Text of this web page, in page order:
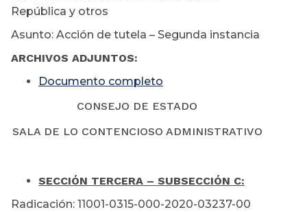
República y otros
Asunto: Acción de tutela – Segunda instancia
ARCHIVOS ADJUNTOS:
Documento completo
CONSEJO DE ESTADO
SALA DE LO CONTENCIOSO ADMINISTRATIVO
SECCIÓN TERCERA – SUBSECCIÓN C:
Radicación: 11001-0315-000-2020-03237-00